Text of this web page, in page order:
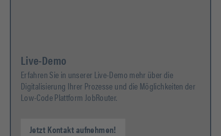
Live-Demo
Erfahren Sie in unserer Live-Demo mehr über die
Digitalisierung Ihrer Prozesse und die Möglichkeiten der
Low-Code Plattform JobRouter.
Jetzt Kontakt aufnehmen!